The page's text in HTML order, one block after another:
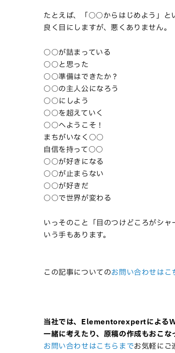
たとえば、「○○からはじめよう」と
良く目にしますが、悪くありません。
○○が詰まっている
○○と思った
○○準備はできたか？
○○の主人公になろう
○○にしよう
○○を超えていく
○○へようこそ！
まちがいなく○○
自信を持って○○
○○が好きになる
○○が止まらない
○○が好きだ
○○で世界が変わる
いっそのこと「目のつけどころがシ
いう手もあります。
この記事についてのお問い合わせはこ
当社では、 Elementorexpertによる
一緒に考えたり、原稿の作成もおこな
お問い合わせはこちらまでお気軽にご